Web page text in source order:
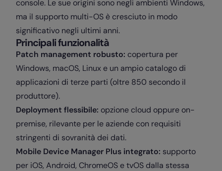
console. Le sue origini sono negli ambienti Windows,
ma il supporto multi-OS è cresciuto in modo
significativo negli ultimi anni.
Principali funzionalità
Patch management robusto: copertura per
Windows, macOS, Linux e un ampio catalogo di
applicazioni di terze parti (oltre 850 secondo il
produttore).
Deployment flessibile: opzione cloud oppure on-
premise, rilevante per le aziende con requisiti
stringenti di sovranità dei dati.
Mobile Device Manager Plus integrato: supporto
per iOS, Android, ChromeOS e tvOS dalla stessa